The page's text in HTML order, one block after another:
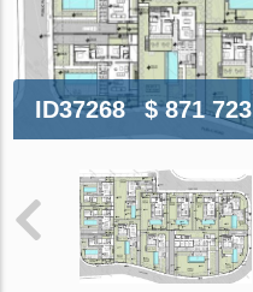
ID37268 $ 871 723